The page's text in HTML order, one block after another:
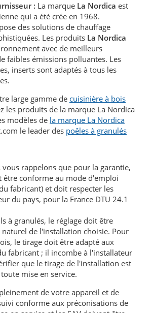
: La marque La Nordica est
qui a été crée en 1968.
des solutions de chauffage
Les produits La Nordica
avec de meilleurs
faibles émissions polluantes. Les
inserts sont adaptés à tous les
large gamme de cuisinière à bois
les produits de la marque La Nordica
modèles de la marque La Nordica
le leader des poêles à granulés
vous rappelons que pour la garantie,
être conforme au mode d'emploi
fabricant) et doit respecter les
du pays, pour la France DTU 24.1
à granulés, le réglage doit être
naturel de l'installation choisie. Pour
le tirage doit être adapté aux
fabricant ; il incombe à l'installateur
que le tirage de l'installation est
mise en service.
de votre appareil et de
conforme aux préconisations de